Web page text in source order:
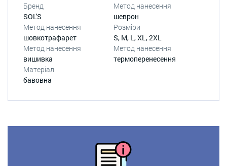
Бренд
SOL'S
Метод нанесення
шеврон
Метод нанесення
шовкотрафарет
Розміри
S, M, L, XL, 2XL
Метод нанесення
вишивка
Метод нанесення
термоперенесення
Матеріал
бавовна